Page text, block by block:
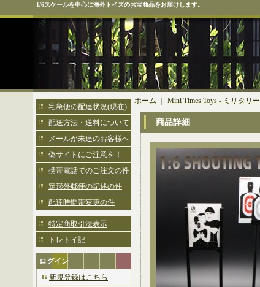
1/6スケールを中心に海外トイズのお宝商品をお届けします。
宅急便の配達状況(現在)
配送方法・送料について
メールが未達のお客様へ
偽サイトにご注意を！
携帯電話でのご注文の件
定形外郵便の記述の件
配達時間帯変更の件
特定商取引法表示
トレトイ記
ログイン
新規登録はこちら
ホーム Mini Times Toys - ミリタリー
商品詳細